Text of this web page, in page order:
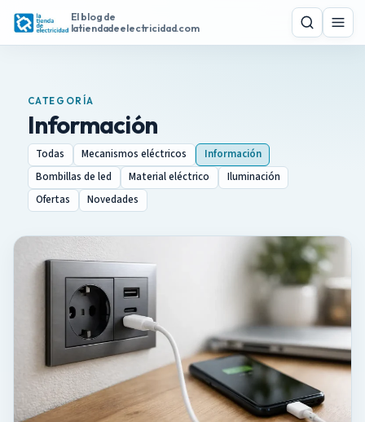
l
El blog de
latiendadeelectricidad.com
Buscar Menú
CATEGORÍA
Información
Todas Mecanismos eléctricos
Información
Bombillas de led
Material eléctrico
Iluminación
Ofertas
Novedades